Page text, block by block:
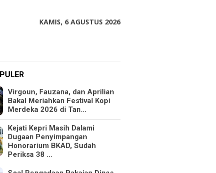
KAMIS, 6 AGUSTUS 2026
Virgoun, Fauzana, dan Aprilian
Bakal Meriahkan Festival Kopi
Merdeka 2026 di Tan…
Kejati Kepri Masih Dalami
Dugaan Penyimpangan
Honorarium BKAD, Sudah
Periksa 38 …